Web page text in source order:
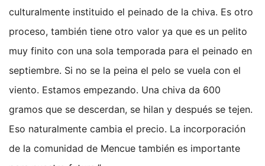
culturalmente instituido el peinado de la chiva. Es otro
proceso, también tiene otro valor ya que es un pelito
muy finito con una sola temporada para el peinado en
septiembre. Si no se la peina el pelo se vuela con el
viento. Estamos empezando. Una chiva da 600
gramos que se descerdan, se hilan y después se tejen.
Eso naturalmente cambia el precio. La incorporación
de la comunidad de Mencue también es importante